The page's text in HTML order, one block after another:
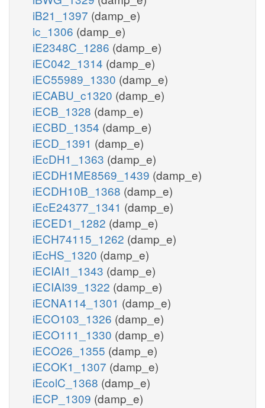
iB21_1397 (damp_e)
ic_1306 (damp_e)
iE2348C_1286 (damp_e)
iEC042_1314 (damp_e)
iEC55989_1330 (damp_e)
iECABU_c1320 (damp_e)
iECB_1328 (damp_e)
iECBD_1354 (damp_e)
iECD_1391 (damp_e)
iEcDH1_1363 (damp_e)
iECDH1ME8569_1439 (damp_e)
iECDH10B_1368 (damp_e)
iEcE24377_1341 (damp_e)
iECED1_1282 (damp_e)
iECH74115_1262 (damp_e)
iEcHS_1320 (damp_e)
iECIAI1_1343 (damp_e)
iECIAI39_1322 (damp_e)
iECNA114_1301 (damp_e)
iECO103_1326 (damp_e)
iECO111_1330 (damp_e)
iECO26_1355 (damp_e)
iECOK1_1307 (damp_e)
iEcolC_1368 (damp_e)
iECP_1309 (damp_e)